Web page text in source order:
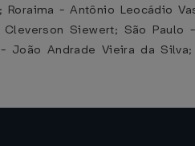
- Antônio Leocádio
Siewert; São
João Andrade Vieira da